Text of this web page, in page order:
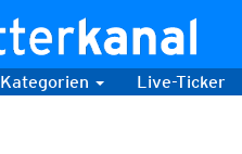
Kategorien Live-Ticker